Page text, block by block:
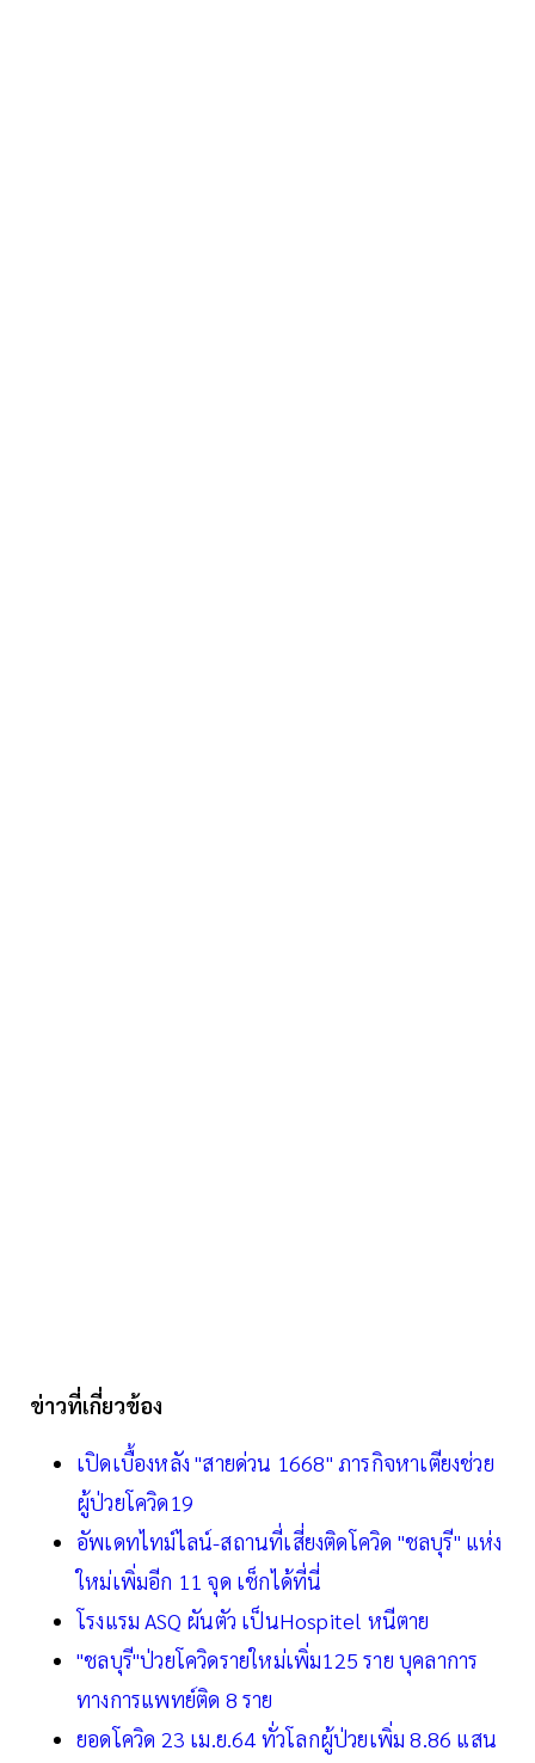
ข่าวที่เกี่ยวข้อง
เปิดเบื้องหลัง "สายด่วน 1668" ภารกิจหาเตียงช่วย
ผู้ป่วยโควิด19
อัพเดทไทม์ไลน์-สถานที่เสี่ยงติดโควิด "ชลบุรี" แห่ง
ใหม่เพิ่มอีก 11 จุด เช็กได้ที่นี่
โรงแรม ASQ ผันตัว เป็นHospitel หนีตาย
"ชลบุรี"ป่วยโควิดรายใหม่เพิ่ม125 ราย บุคลาการ
ทางการแพทย์ติด 8 ราย
ยอดโควิด 23 เม.ย.64 ทั่วโลกผู้ป่วยเพิ่ม 8.86 แสน